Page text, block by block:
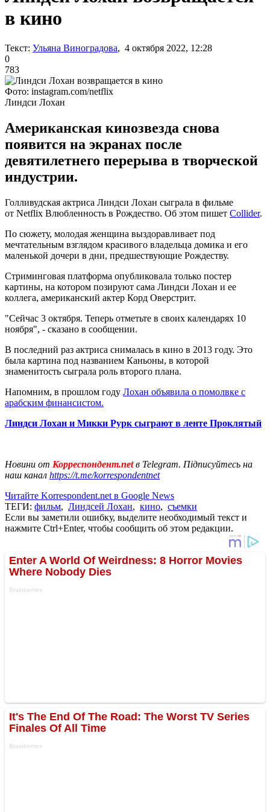
в кино
Текст: Ульяна Виноградова, 4 октября 2022, 12:28
0
783
Фото: instagram.com/netflix
Линдси Лохан
Американская кинозвезда снова
появится на экранах после
девятилетнего перерыва в творческой
индустрии.
Голливудская актриса Линдси Лохан сыграла в фильме
от Netflix Влюбленность в Рождество. Об этом пишет Сollider.
По сюжету, молодая женщина выздоравливает под
мечтательным взглядом красивого владельца домика и его
маленькой дочери в дни, предшествующие Рождеству.
Стриминговая платформа опубликовала только постер
картины, на котором позируют сама Линдси Лохан и ее
коллега, американский актер Корд Оверстрит.
"Сейчас 3 октября. Теперь отметьте в своих календарях 10
ноября", - сказано в сообщении.
В последний раз актриса снималась в кино в 2013 году. Это
была картина под названием Каньоны, в которой
знаменитость сыграла роль второго плана.
Напомним, в прошлом году Лохан объявила о помолвке с
арабским финансистом.
Линдси Лохан и Микки Рурк сыграют в ленте Проклятый
Новини от Корреспондент.netв Telegram. Підписуйтесь на
наш канал https://t.me/korrespondentnet
Читайте Korrespondent.net в Google News
ТЕГИ: фильм, Линдсей Лохан, кино, съемки
Если вы заметили ошибку, выделите необходимый текст и
нажмите Ctrl+Enter, чтобы сообщить об этом редакции.